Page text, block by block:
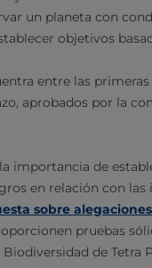
un planeta con
objetivos
entre las
aprobados por la
importancia de
en relación con
sobre
pruebas
de Tetra